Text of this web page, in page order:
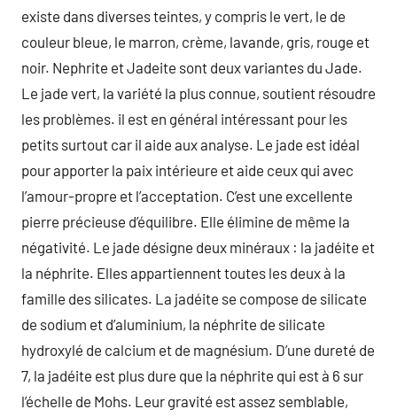
existe dans diverses teintes, y compris le vert, le de
couleur bleue, le marron, crème, lavande, gris, rouge et
noir. Nephrite et Jadeite sont deux variantes du Jade.
Le jade vert, la variété la plus connue, soutient résoudre
les problèmes. il est en général intéressant pour les
petits surtout car il aide aux analyse. Le jade est idéal
pour apporter la paix intérieure et aide ceux qui avec
l’amour-propre et l’acceptation. C’est une excellente
pierre précieuse d’équilibre. Elle élimine de même la
négativité. Le jade désigne deux minéraux : la jadéite et
la néphrite. Elles appartiennent toutes les deux à la
famille des silicates. La jadéite se compose de silicate
de sodium et d’aluminium, la néphrite de silicate
hydroxylé de calcium et de magnésium. D’une dureté de
7, la jadéite est plus dure que la néphrite qui est à 6 sur
l’échelle de Mohs. Leur gravité est assez semblable,